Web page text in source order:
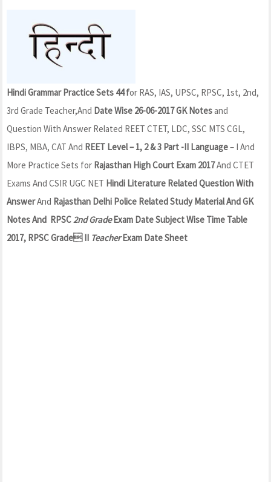
Hindi Grammar Practice Sets 44 for RAS, IAS, UPSC, RPSC, 1st, 2nd,
3rd Grade Teacher,And Date Wise 26-06-2017 GK Notesand
Question With Answer Related REET CTET, LDC, SSC MTS CGL,
IBPS, MBA, CAT And REET Level – 1, 2 & 3 Part -II Language– I And
More Practice Sets for Rajasthan High Court Exam 2017And CTET
Exams And CSIR UGC NET Hindi Literature Related Question With
AnswerAnd Rajasthan Delhi Police Related Study Material And GK
Notes And RPSC2nd GradeExam Date Subject Wise Time Table
2017, RPSC Grade II TeacherExam Date Sheet